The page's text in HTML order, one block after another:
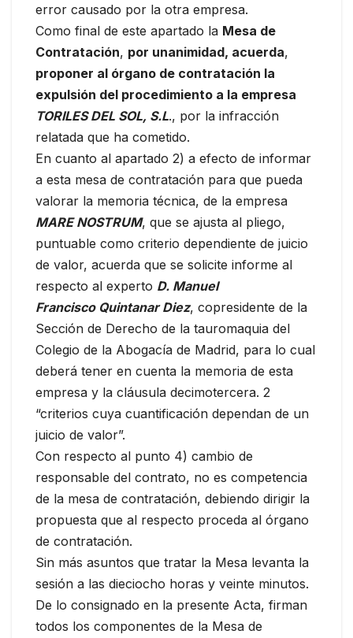
error causado por la otra empresa.
Como final de este apartado la Mesa de
Contratación, por unanimidad, acuerda,
proponer al órgano de contratación la
expulsión del procedimiento a la empresa
TORILES DEL SOL, S.L., por la infracción
relatada que ha cometido.
En cuanto al apartado 2) a efecto de informar
a esta mesa de contratación para que pueda
valorar la memoria técnica, de la empresa
MARE NOSTRUM, que se ajusta al pliego,
puntuable como criterio dependiente de juicio
de valor, acuerda que se solicite informe al
respecto al experto D. Manuel
Francisco Quintanar Diez, copresidente de la
Sección de Derecho de la tauromaquia del
Colegio de la Abogacía de Madrid, para lo cual
deberá tener en cuenta la memoria de esta
empresa y la cláusula decimotercera. 2
“criterios cuya cuantificación dependan de un
juicio de valor”.
Con respecto al punto 4) cambio de
responsable del contrato, no es competencia
de la mesa de contratación, debiendo dirigir la
propuesta que al respecto proceda al órgano
de contratación.
Sin más asuntos que tratar la Mesa levanta la
sesión a las dieciocho horas y veinte minutos.
De lo consignado en la presente Acta, firman
todos los componentes de la Mesa de